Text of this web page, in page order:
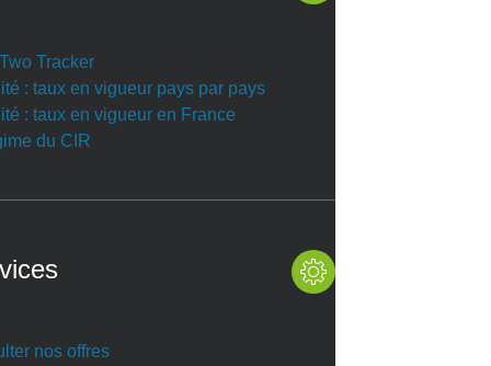
Tracker
: taux en vigueur pays par pays
: taux en vigueur en France
du CIR
nos offres